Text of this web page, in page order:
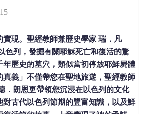
現。聖經教師兼歷史學家 瑞．凡
色列，發掘有關耶穌死亡和復活的驚
年歷史的墓穴，類似當初停放耶穌屍體
真義」不僅帶您在聖地旅遊，聖經教師
．朗恩更帶領您沉浸在以色列的文化
對古代以色列節期的豐富知識，以及鮮